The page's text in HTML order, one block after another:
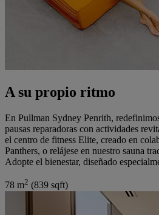
A su propio ritmo
En Pullman Sydney Penrith,
pausas reparadoras con actividades
el centro de fitness Elite, creado en
Panthers, o relájese en nuestro sauna
Adopte el bienestar, diseñado
78 m2 (839 sqft)